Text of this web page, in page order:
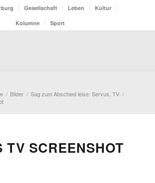
Gesellschaft Leben
Kultur
Kolumne
Sport
/ Bilder / Sag zum Abschied leise: Servus, TV /
TV SCREENSHOT